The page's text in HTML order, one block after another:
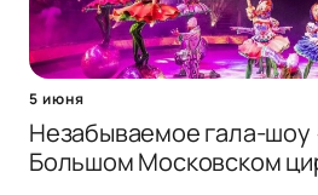
5 июня
Незабываемое гала-шоу
Большом Московском